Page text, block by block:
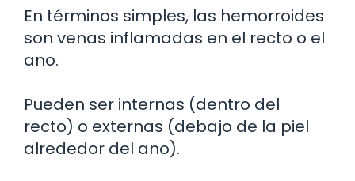
En términos simples, las hemorroides
son venas inflamadas en el recto o el
ano.
Pueden ser internas (dentro del
recto) o externas (debajo de la piel
alrededor del ano).